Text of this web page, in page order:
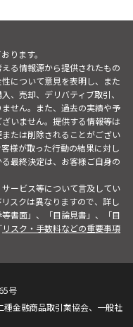
ります。
る情報源から提供されたもの
について意見を表明し、また
、売却、デリバティブ取引、
せん。また、過去の実績や予
いません。提供する情報等は
たは削除されることがござい
様が取った行動の結果に対し
最終決定は、お客様ご自身の
ービス等について言及してい
スクは異なりますので、詳し
書面」、「目論見書」、「目
リスク・手数料などの重要事項
号
種金融商品取引業協会、一般社